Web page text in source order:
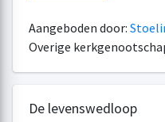
Aangeboden door:
Overige
De levenswedloop